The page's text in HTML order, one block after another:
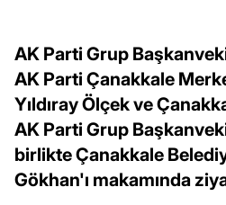
AK Parti Grup
AK Parti Çanakkale
Yıldıray Ölçek ve
AK Parti Grup
birlikte Çanakkale
Gökhan'ı makamında